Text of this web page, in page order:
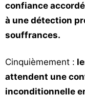
confiance
à une détection
souffrances.
Cinquièmement :
attendent une
inconditionnelle